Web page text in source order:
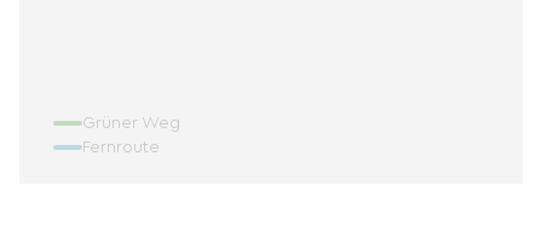
Grüner Weg
Fernroute